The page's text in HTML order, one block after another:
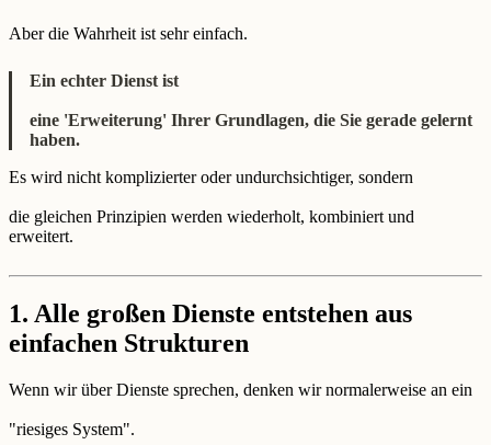
Aber die Wahrheit ist sehr einfach.
Ein echter Dienst ist
eine 'Erweiterung' Ihrer Grundlagen, die Sie gerade gelernt
haben.
Es wird nicht komplizierter oder undurchsichtiger, sondern
die gleichen Prinzipien werden wiederholt, kombiniert und
erweitert.
1. Alle großen Dienste entstehen aus
einfachen Strukturen
Wenn wir über Dienste sprechen, denken wir normalerweise an ein
"riesiges System".